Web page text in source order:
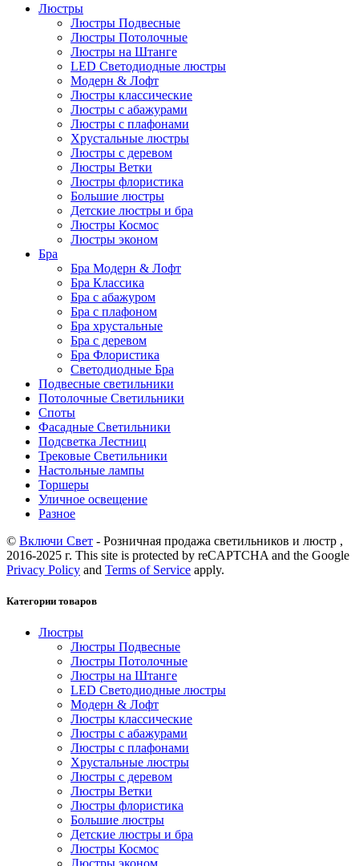
Люстры
Люстры Подвесные
Люстры Потолочные
Люстры на Штанге
LED Светодиодные люстры
Модерн & Лофт
Люстры классические
Люстры с абажурами
Люстры с плафонами
Хрустальные люстры
Люстры с деревом
Люстры Ветки
Люстры флористика
Большие люстры
Детские люстры и бра
Люстры Космос
Люстры эконом
Бра
Бра Модерн & Лофт
Бра Классика
Бра с абажуром
Бра с плафоном
Бра хрустальные
Бра с деревом
Бра Флористика
Светодиодные Бра
Подвесные светильники
Потолочные Светильники
Споты
Фасадные Светильники
Подсветка Лестниц
Трековые Светильники
Настольные лампы
Торшеры
Уличное освещение
Разное
© Включи Свет - Розничная продажа светильников и люстр ,
2016-2025 г. This site is protected by reCAPTCHA and the Google
Privacy Policy and Terms of Service apply.
Категории товаров
Люстры
Люстры Подвесные
Люстры Потолочные
Люстры на Штанге
LED Светодиодные люстры
Модерн & Лофт
Люстры классические
Люстры с абажурами
Люстры с плафонами
Хрустальные люстры
Люстры с деревом
Люстры Ветки
Люстры флористика
Большие люстры
Детские люстры и бра
Люстры Космос
Люстры эконом